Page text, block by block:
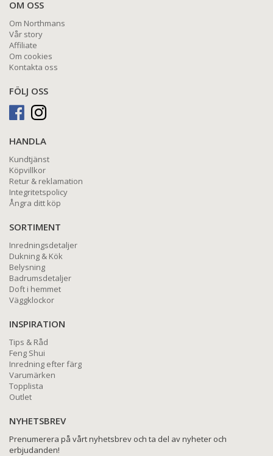
OM OSS
Om Northmans
Vår story
Affiliate
Om cookies
Kontakta oss
FÖLJ OSS
HANDLA
Kundtjänst
Köpvillkor
Retur & reklamation
Integritetspolicy
Ångra ditt köp
SORTIMENT
Inredningsdetaljer
Dukning & Kök
Belysning
Badrumsdetaljer
Doft i hemmet
Väggklockor
INSPIRATION
Tips & Råd
Feng Shui
Inredning efter färg
Varumärken
Topplista
Outlet
NYHETSBREV
Prenumerera på vårt nyhetsbrev och ta del av nyheter och
erbjudanden!